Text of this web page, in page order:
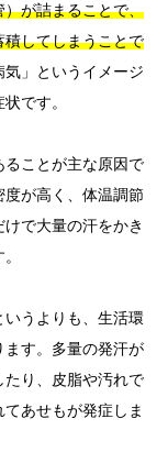
が詰まることで、
してしまうことで
」というイメージ
です。
ことが主な原因で
が高く、体温調節
で大量の汗をかき
うよりも、生活環
す。多量の発汗が
り、皮脂や汚れで
あせもが発症しま